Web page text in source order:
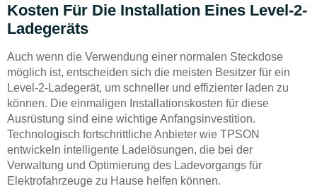
Kosten Für Die Installation Eines Level-2-
Ladegeräts
Auch wenn die Verwendung einer normalen Steckdose
möglich ist, entscheiden sich die meisten Besitzer für ein
Level-2-Ladegerät, um schneller und effizienter laden zu
können. Die einmaligen Installationskosten für diese
Ausrüstung sind eine wichtige Anfangsinvestition.
Technologisch fortschrittliche Anbieter wie TPSON
entwickeln intelligente Ladelösungen, die bei der
Verwaltung und Optimierung des Ladevorgangs für
Elektrofahrzeuge zu Hause helfen können.